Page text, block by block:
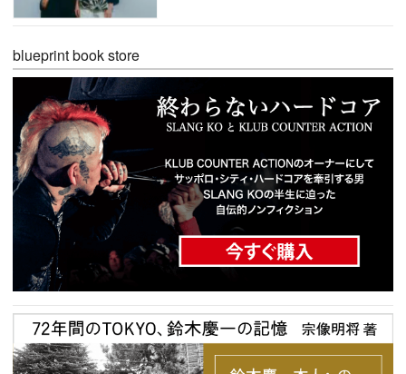
blueprint book store